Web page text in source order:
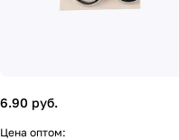
6.90 руб.
Цена оптом: